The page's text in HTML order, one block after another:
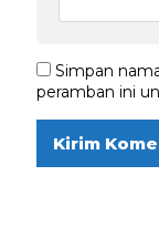
Simpan
peramban ini